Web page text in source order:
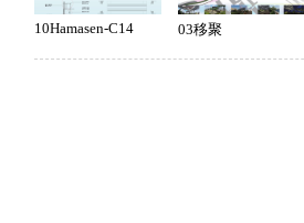
10Hamasen-C14 03移聚